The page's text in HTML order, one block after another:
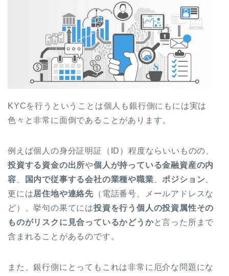
KYCを行うということは個人も銀行側にもには実は
色々と非常に面倒であることがあります。
例えば個人の身分証明証（ID）程度ならいいものの、
投資する資金の出所や個人が持っている金融資産の内
容
国内で従事する会社の業種や職業 、ポジション
更には居住地や連絡先 （電話番号、メールアドレスな
ど）、挙句の果てには投資を行う個人の投資属性その
ものがリスクに見合っているかどうかと言った所まで
含まれることがあるのです。
また、銀行側にとってもこれは非常に厄介な問題にな